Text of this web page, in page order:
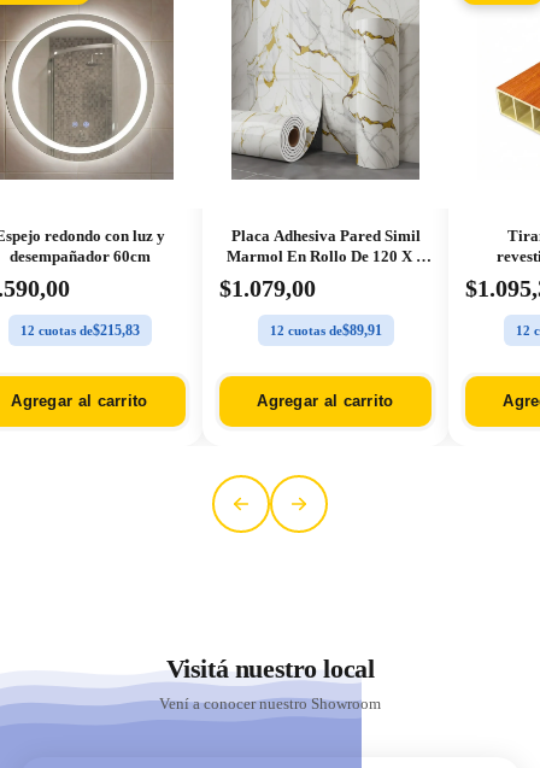
redondo con luz y
desempañador 60cm
12 cuotas de$215,83
Agregar al carrito
Placa Adhesiva Pared Simil
Marmol En Rollo De 120 X 3
Metros
$1.079,00
12 cuotas de$89,91
Agregar al carrito
12
Visitá nuestro local
Vení a conocer nuestro Showroom